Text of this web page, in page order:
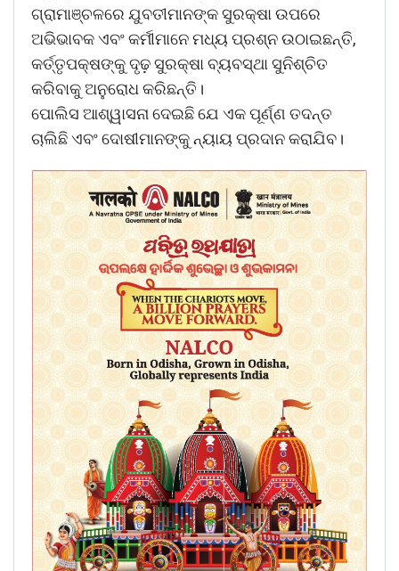
ଗ୍ରାମାଞ୍ଚଳରେ ଯୁବତୀମାନଙ୍କ ସୁରକ୍ଷା ଉପରେ
ଅଭିଭାବକ ଏବଂ କର୍ମୀମାନେ ମଧ୍ୟ ପ୍ରଶ୍ନ ଉଠାଇଛନ୍ତି,
କର୍ତ୍ତୃପକ୍ଷଙ୍କୁ ଦୃଢ଼ ସୁରକ୍ଷା ବ୍ୟବସ୍ଥା ସୁନିଶ୍ଚିତ
କରିବାକୁ ଅନୁରୋଧ କରିଛନ୍ତି।
ପୋଲିସ ଆଶ୍ୱାସନା ଦେଇଛି ଯେ ଏକ ପୂର୍ଣ୍ଣ ତଦନ୍ତ
ଚାଲିଛି ଏବଂ ଦୋଷୀମାନଙ୍କୁ ନ୍ୟାୟ ପ୍ରଦାନ କରାଯିବ।